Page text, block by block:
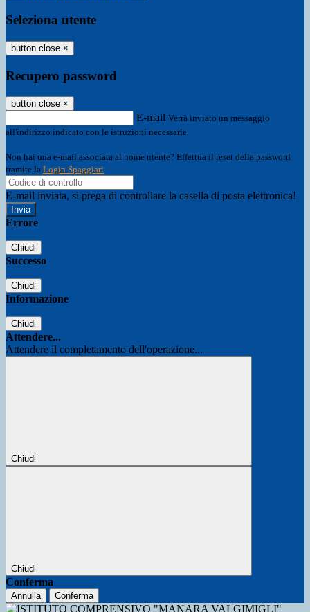
Seleziona utente
button close ×
Recupero password
button close ×
E-mail Verrà inviato un messaggio
all'indirizzo indicato con le istruzioni necessarie.
Non hai una e-mail associata al nome utente? Effettua il reset della password
tramite la Login Spaggiari
E-mail inviata, si prega di controllare la casella di posta elettronica!
Errore
Chiudi
Successo
Chiudi
Informazione
Chiudi
Attendere...
Attendere il completamento dell'operazione...
Chiudi
Chiudi
Conferma
Annulla Conferma